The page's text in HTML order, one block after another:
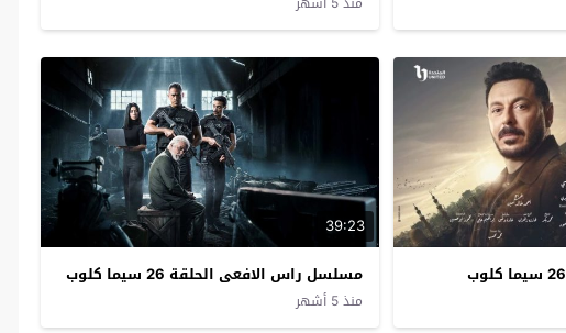
39:23
مسلسل راس الافعى الحلقة 26 سيما كلوب
منذ 5 أشهر